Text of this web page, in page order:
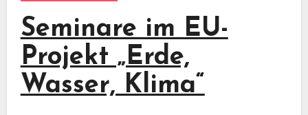
Seminare im EU-
Projekt „Erde,
Wasser, Klima“